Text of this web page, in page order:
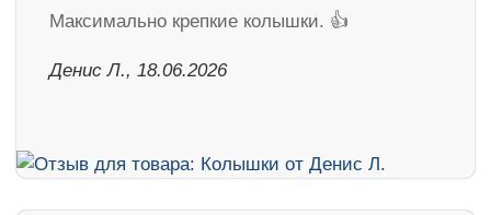
Максимально крепкие колышки. 👍
Денис Л., 18.06.2026